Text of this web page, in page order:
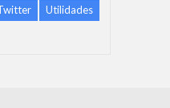
Utilidades